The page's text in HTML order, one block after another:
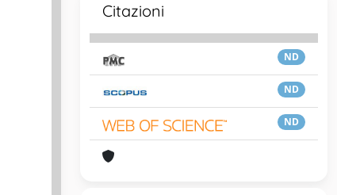
Citazioni
ND
ND
ND